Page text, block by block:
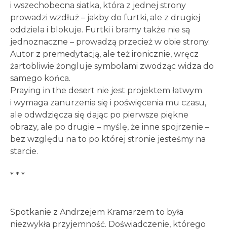
i wszechobecna siatka, która z jednej strony
prowadzi wzdłuż – jakby do furtki, ale z drugiej
oddziela i blokuje. Furtki i bramy także nie są
jednoznaczne – prowadzą przecież w obie strony.
Autor z premedytacją, ale też ironicznie, wręcz
żartobliwie żongluje symbolami zwodząc widza do
samego końca.
Praying in the desert nie jest projektem łatwym
i wymaga zanurzenia się i poświęcenia mu czasu,
ale odwdzięcza się dając po pierwsze piękne
obrazy, ale po drugie – myślę, że inne spojrzenie –
bez względu na to po której stronie jesteśmy na
starcie.
* * *
Spotkanie z Andrzejem Kramarzem to była
niezwykła przyjemność. Doświadczenie, którego